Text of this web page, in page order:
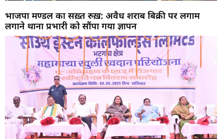
भाजपा मण्डल का सख़्त रुख़: अवैध शराब बिक्री पर लगाम
लगाने थाना प्रभारी को सौंपा गया ज्ञापन